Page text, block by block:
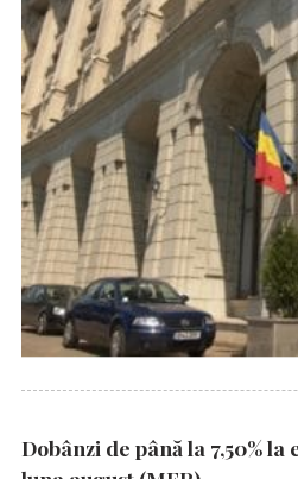
Dobânzi de până la 7,50%